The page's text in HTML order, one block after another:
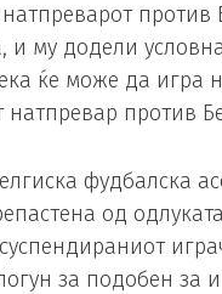
против
и му додели
ќе може да игра
натпревар против
фудбалска
од
за подобен за